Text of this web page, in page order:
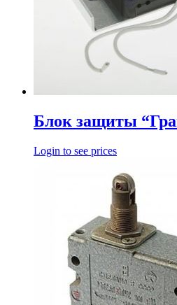
Блок защиты
Login to see prices